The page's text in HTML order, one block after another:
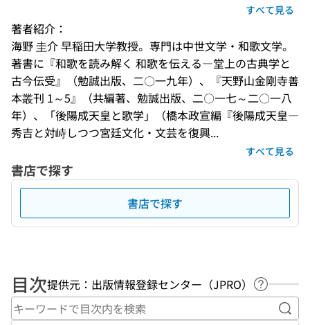
すべて見る
著者紹介：
海野 圭介 早稲田大学教授。専門は中世文学・和歌文学。
著書に『和歌を読み解く 和歌を伝える―堂上の古典学と
古今伝受』（勉誠出版、二〇一九年）、『天野山金剛寺善
本叢刊 1～5』（共編著、勉誠出版、二〇一七～二〇一八
年）、「後陽成天皇と歌学」（橋本政宣編『後陽成天皇―
秀吉と対峙しつつ宮廷文化・文芸を復興...
すべて見る
書店で探す
書店で探す
目次提供元：出版情報登録センター（JPRO）
ヘルプペ
キ